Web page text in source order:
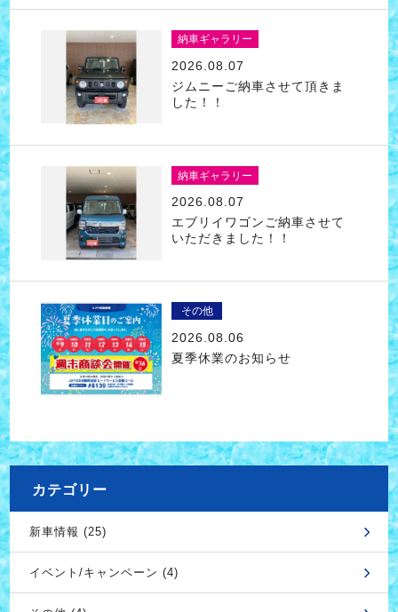
納車ギャラリー
2026.08.07
ジムニーご納車させて頂きま
した！！
納車ギャラリー
2026.08.07
エブリイワゴンご納車させて
いただきました！！
その他
2026.08.06
夏季休業のお知らせ
カテゴリー
新車情報 (25)
イベント/キャンペーン (4)